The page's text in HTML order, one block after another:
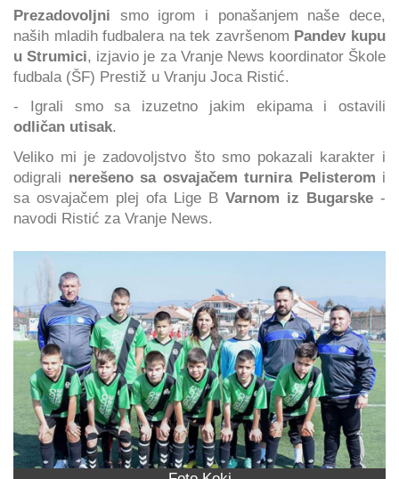
Prezadovoljni smo igrom i ponašanjem naše dece,
naših mladih fudbalera na tek završenom Pandev kupu
u Strumici, izjavio je za Vranje News koordinator Škole
fudbala (ŠF) Prestiž u Vranju Joca Ristić.
- Igrali smo sa izuzetno jakim ekipama i ostavili
odličan utisak.
Veliko mi je zadovoljstvo što smo pokazali karakter i
odigrali nerešeno sa osvajačem turnira Pelisterom i
sa osvajačem plej ofa Lige B Varnom iz Bugarske -
navodi Ristić za Vranje News.